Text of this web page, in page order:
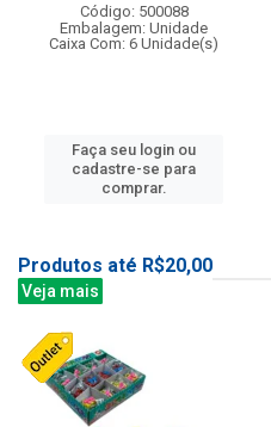
Código: 500088
Embalagem: Unidade
Caixa Com: 6 Unidade(s)
Faça seu login ou
cadastre-se para
comprar.
Produtos até R$20,00
Veja mais